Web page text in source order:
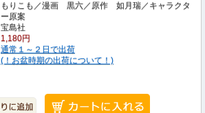
もりこも／漫画 黒六／原作 如月瑞／キャラクタ
ー原案
宝島社
1,180円
通常１～２日で出荷
(！お盆時期の出荷について！)